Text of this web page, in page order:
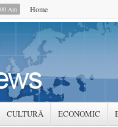
Am Home
CULTURĂ ECONOMIC